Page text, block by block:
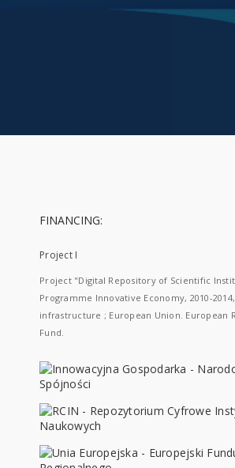
FINANCING:
Project I
Project "Digital Repository of Scientific
Programme Innovative Economy, 2010-
infrastructure ; European Union. European
Fund.